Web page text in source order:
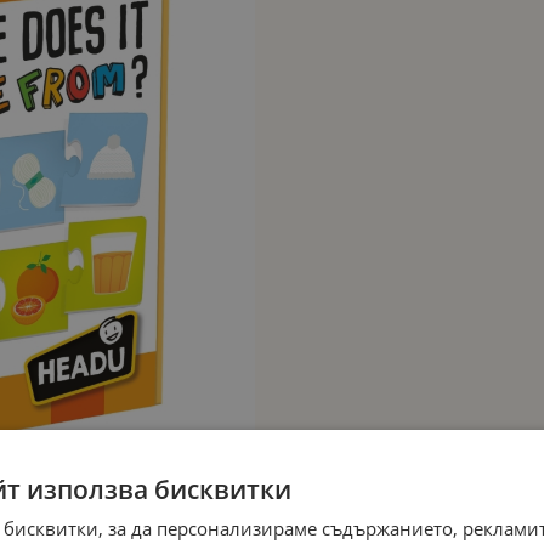
използва бисквитки
за да персонализираме съдържанието,